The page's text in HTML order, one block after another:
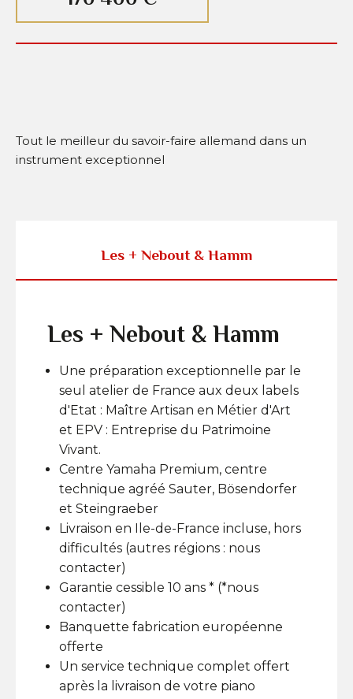
Tout le meilleur du savoir-faire allemand dans un
instrument exceptionnel
Les + Nebout & Hamm
Les + Nebout & Hamm
Une préparation exceptionnelle par le
seul atelier de France aux deux labels
d'Etat : Maître Artisan en Métier d'Art
et EPV : Entreprise du Patrimoine
Vivant.
Centre Yamaha Premium, centre
technique agréé Sauter, Bösendorfer
et Steingraeber
Livraison en Ile-de-France incluse, hors
difficultés (autres régions : nous
contacter)
Garantie cessible 10 ans * (*nous
contacter)
Banquette fabrication européenne
offerte
Un service technique complet offert
après la livraison de votre piano